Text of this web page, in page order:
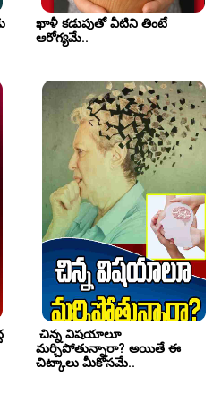
ఖాళీ కడుపుతో వీటిని తింటే
ఆరోగ్యమే..
చిన్న విషయాలూ
మర్చిపోతున్నారా? అయితే ఈ
చిట్కాలు మీకోసమే..